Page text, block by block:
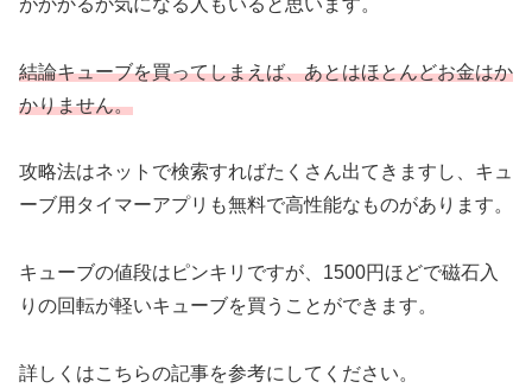
結論キューブを買ってしまえば、あとはほとんどお金はか
かりません。
攻略法はネットで検索すればたくさん出てきますし、キュ
ーブ用タイマーアプリも無料で高性能なものがあります。
キューブの値段はピンキリですが、1500円ほどで磁石入
りの回転が軽いキューブを買うことができます。
詳しくはこちらの記事を参考にしてください。